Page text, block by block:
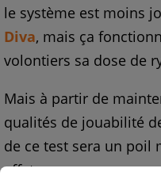
le système est moins
Diva, mais ça
volontiers sa dose de
Mais à partir de
qualités de jouabilité
de ce test sera un poil
effet, comme avec